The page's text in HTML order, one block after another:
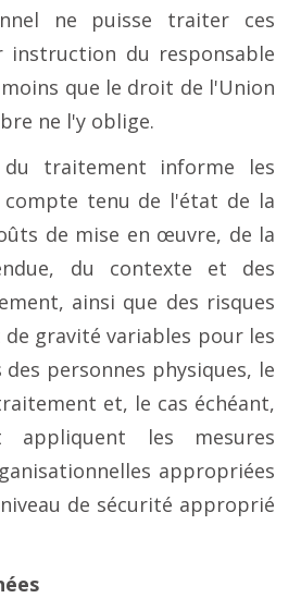
ne puisse traiter ces
instruction du responsable
que le droit de l'Union
ne l'y oblige.
du traitement informe les
tenu de l'état de la
de mise en œuvre, de la
du contexte et des
ainsi que des risques
gravité variables pour les
personnes physiques, le
et, le cas échéant,
appliquent les mesures
appropriées
de sécurité approprié